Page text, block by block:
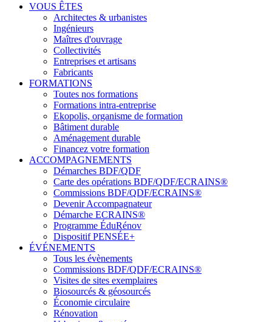
VOUS ÊTES
Architectes & urbanistes
Ingénieurs
Maîtres d'ouvrage
Collectivités
Entreprises et artisans
Fabricants
FORMATIONS
Toutes nos formations
Formations intra-entreprise
Ekopolis, organisme de formation
Bâtiment durable
Aménagement durable
Financez votre formation
ACCOMPAGNEMENTS
Démarches BDF/QDF
Carte des opérations BDF/QDF/ECRAINS®
Commissions BDF/QDF/ECRAINS®
Devenir Accompagnateur
Démarche ECRAINS®
Programme ÉduRénov
Dispositif PENSÉE+
ÉVÉNEMENTS
Tous les évènements
Commissions BDF/QDF/ECRAINS®
Visites de sites exemplaires
Biosourcés & géosourcés
Économie circulaire
Rénovation